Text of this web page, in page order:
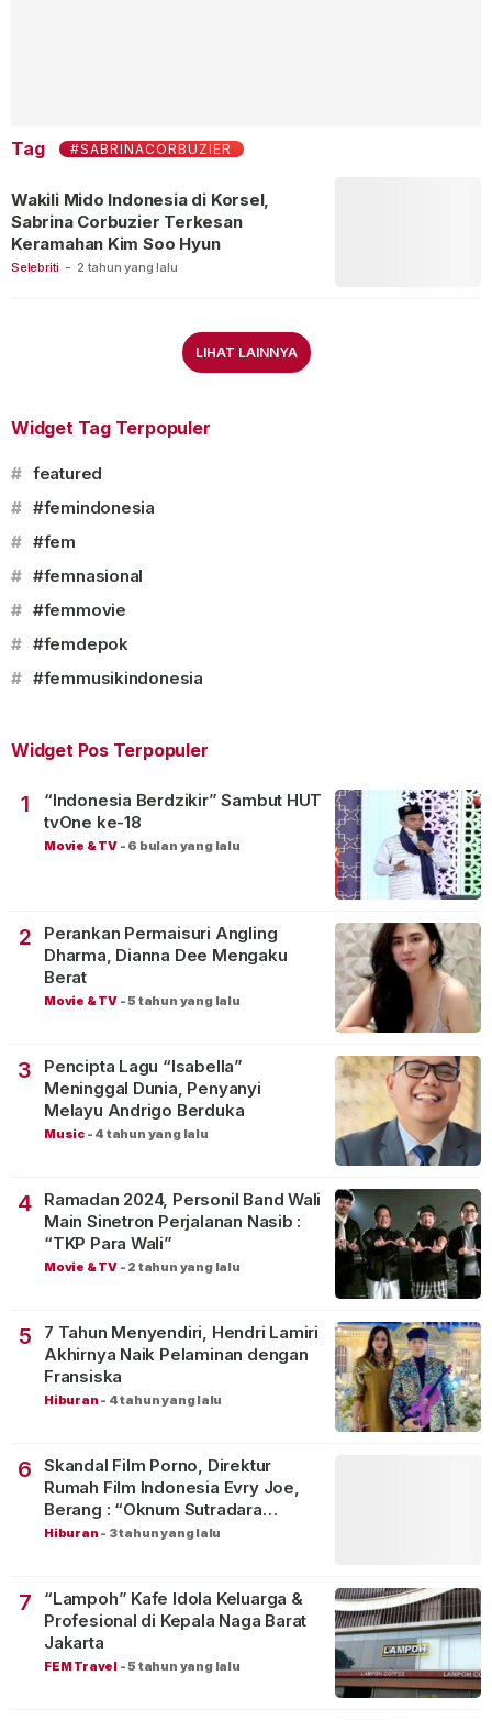
Tag #SABRINACORBUZIER
Selebriti - 2 tahun yang lalu
Wakili Mido Indonesia di Korsel,
Sabrina Corbuzier Terkesan
Keramahan Kim Soo Hyun
LIHAT LAINNYA
Widget Tag Terpopuler
# featured
# #femindonesia
# #fem
# #femnasional
# #femmovie
# #femdepok
# #femmusikindonesia
Widget Pos Terpopuler
1
“Indonesia Berdzikir” Sambut HUT
tvOne ke-18
Movie & TV - 6 bulan yang lalu
2
Perankan Permaisuri Angling
Dharma, Dianna Dee Mengaku
Berat
Movie & TV -5 tahun yang lalu
3
Pencipta Lagu “Isabella”
Meninggal Dunia, Penyanyi
Melayu Andrigo Berduka
Music - 4 tahun yang lalu
4
Ramadan 2024, Personil Band Wali
Main Sinetron Perjalanan Nasib :
“TKP Para Wali”
Movie & TV - 2 tahun yang lalu
5
7 Tahun Menyendiri, Hendri Lamiri
Akhirnya Naik Pelaminan dengan
Fransiska
Hiburan - 4 tahun yang lalu
6
Skandal Film Porno, Direktur
Rumah Film Indonesia Evry Joe,
Berang : “Oknum Sutradara
Merusak Perfilman Indonesia”!
Hiburan - 3 tahun yang lalu
7
“Lampoh” Kafe Idola Keluarga &
Profesional di Kepala Naga Barat
Jakarta
FEM Travel -5 tahun yang lalu